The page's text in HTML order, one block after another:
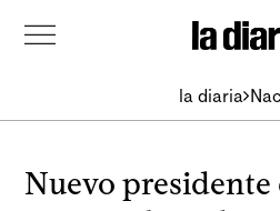
la diaria
Nuevo